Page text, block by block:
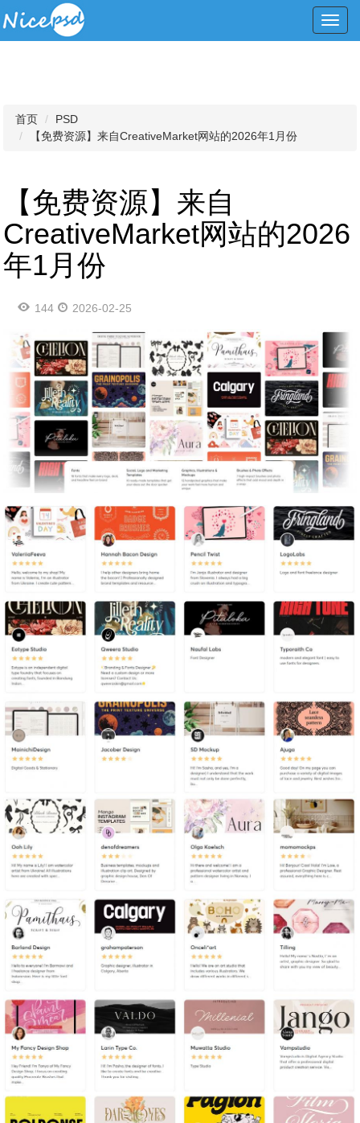
首页
PSD
【免费资源】来自CreativeMarket网站的2026年1月份
【免费资源】来自
CreativeMarket网站的2026
年1月份
144 2026-02-25